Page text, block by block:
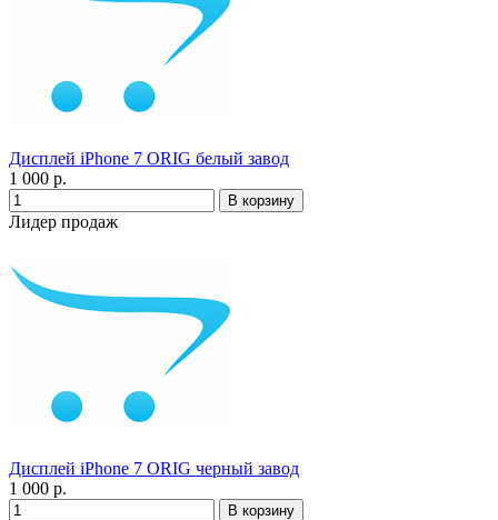
Дисплей iPhone 7 ORIG белый завод
1 000 р.
Лидер продаж
Дисплей iPhone 7 ORIG черный завод
1 000 р.